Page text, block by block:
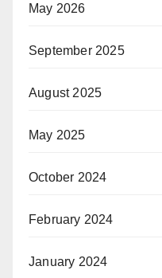
May 2026
September 2025
August 2025
May 2025
October 2024
February 2024
January 2024